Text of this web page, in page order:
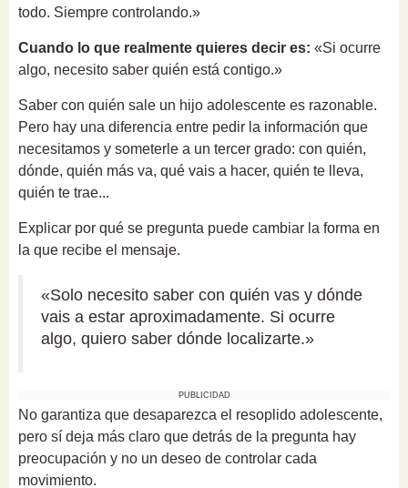
todo. Siempre controlando.»
Cuando lo que realmente quieres decir es: «Si ocurre
algo, necesito saber quién está contigo.»
Saber con quién sale un hijo adolescente es razonable.
Pero hay una diferencia entre pedir la información que
necesitamos y someterle a un tercer grado: con quién,
dónde, quién más va, qué vais a hacer, quién te lleva,
quién te trae...
Explicar por qué se pregunta puede cambiar la forma en
la que recibe el mensaje.
«Solo necesito saber con quién vas y dónde
vais a estar aproximadamente. Si ocurre
algo, quiero saber dónde localizarte.»
PUBLICIDAD
No garantiza que desaparezca el resoplido adolescente,
pero sí deja más claro que detrás de la pregunta hay
preocupación y no un deseo de controlar cada
movimiento.